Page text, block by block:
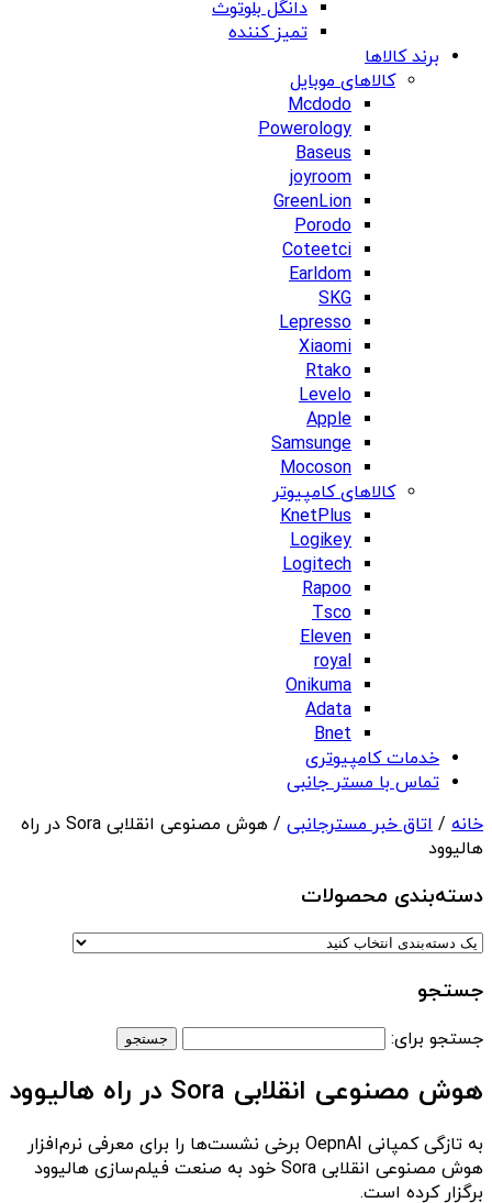
دانگل بلوتوث
تمیز کننده
برند کالاها
کالاهای موبایل
Mcdodo
Powerology
Baseus
joyroom
GreenLion
Porodo
Coteetci
Earldom
SKG
Lepresso
Xiaomi
Rtako
Levelo
Apple
Samsunge
Mocoson
کالاهای کامپیوتر
KnetPlus
Logikey
Logitech
Rapoo
Tsco
Eleven
royal
Onikuma
Adata
Bnet
خدمات کامپیوتری
تماس با مستر جانبی
خانه / اتاق خبر مسترجانبی
/ هوش مصنوعی انقلابی Sora در راه
هالیوود
دسته‌بندی‌ محصولات
جستجو
جستجو برای:
هوش مصنوعی انقلابی Sora در راه هالیوود
به تازگی کمپانی OepnAI برخی نشست‌ها را برای معرفی نرم‌افزار
هوش مصنوعی انقلابی Sora خود به صنعت فیلم‌سازی هالیوود
برگزار کرده است.